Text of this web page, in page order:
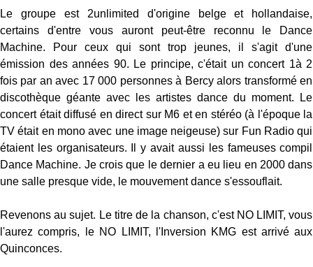
Le groupe est 2unlimited d'origine belge et hollandaise,
certains d'entre vous auront peut-être reconnu le Dance
Machine. Pour ceux qui sont trop jeunes, il s'agit d'une
émission des années 90. Le principe, c'était un concert 1à 2
fois par an avec 17 000 personnes à Bercy alors transformé en
discothèque géante avec les artistes dance du moment. Le
concert était diffusé en direct sur M6 et en stéréo (à l'époque la
TV était en mono avec une image neigeuse) sur Fun Radio qui
étaient les organisateurs. Il y avait aussi les fameuses compil
Dance Machine. Je crois que le dernier a eu lieu en 2000 dans
une salle presque vide, le mouvement dance s'essouflait.
Revenons au sujet. Le titre de la chanson, c'est NO LIMIT, vous
l'aurez compris, le NO LIMIT, l'Inversion KMG est arrivé aux
Quinconces.